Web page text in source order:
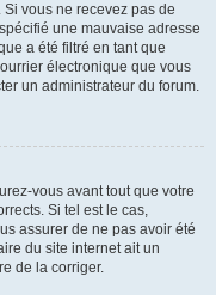
vous ne recevez pas de
une mauvaise adresse
a été filtré en tant que
électronique que vous
un administrateur du forum.
vous avant tout que votre
Si tel est le cas,
assurer de ne pas avoir été
du site internet ait un
de la corriger.